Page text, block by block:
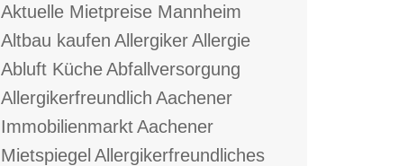
Aktuelle Mietpreise Mannheim
Altbau kaufen AllergikerAllergie
Abluft KücheAbfallversorgung
Allergikerfreundlich Aachener
ImmobilienmarktAachener
Mietspiegel Allergikerfreundliches